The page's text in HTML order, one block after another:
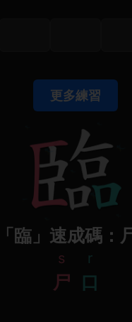
更多練習
「臨」速成碼：
s
尸
r
口